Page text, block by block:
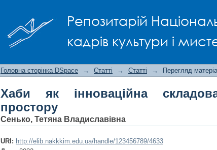
Репозитарій
кадрів культури і
Головна сторінка DSpace → Статті → Статті → Перегляд
Хаби як інноваційна складова
простору
Сенько, Тетяна Владиславівна
URI: http://elib.nakkkim.edu.ua/handle/123456789/4633